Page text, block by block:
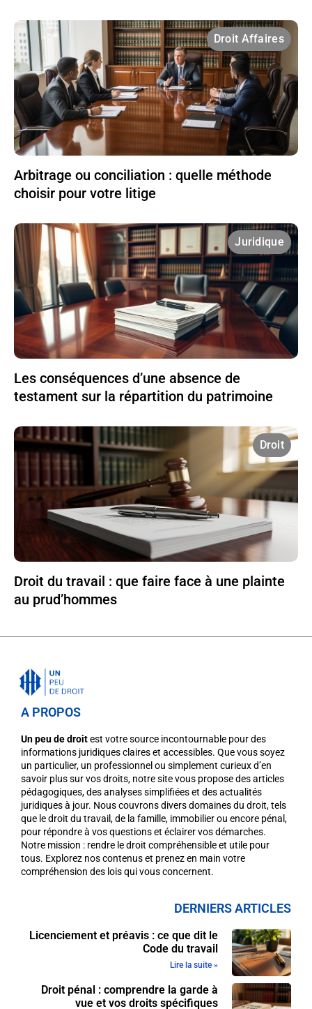
Droit Affaires
Arbitrage ou conciliation : quelle méthode
choisir pour votre litige
Juridique
Les conséquences d’une absence de
testament sur la répartition du patrimoine
Droit
Droit du travail : que faire face à une plainte
au prud’hommes
A PROPOS
Un peu de droitest votre source incontournable pour des
informations juridiques claires et accessibles. Que vous soyez
un particulier, un professionnel ou simplement curieux d’en
savoir plus sur vos droits, notre site vous propose des articles
pédagogiques, des analyses simplifiées et des actualités
juridiques à jour. Nous couvrons divers domaines du droit, tels
que le droit du travail, de la famille, immobilier ou encore pénal,
pour répondre à vos questions et éclairer vos démarches.
Notre mission : rendre le droit compréhensible et utile pour
tous. Explorez nos contenus et prenez en main votre
compréhension des lois qui vous concernent.
DERNIERS ARTICLES
Licenciement et préavis : ce que dit le
Code du travail
Lire la suite »
Droit pénal : comprendre la garde à
vue et vos droits spécifiques